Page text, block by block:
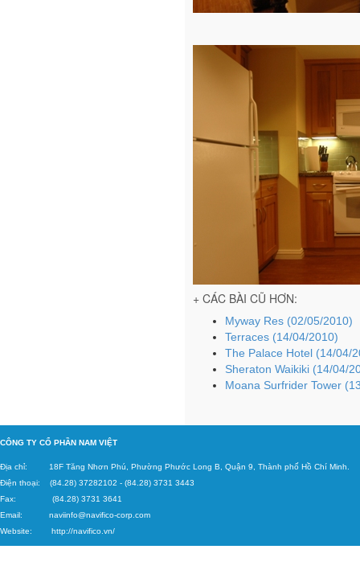
+ CÁC BÀI CŨ HƠN:
Myway Res (02/05/2010)
Terraces (14/04/2010)
The Palace Hotel (14/04/
Sheraton Waikiki (14/04/
Moana Surfrider Tower
CÔNG TY CỔ PHẦN NAM VIỆT
Địa chỉ: 18F Tăng Nhơn Phú, Phường Phước Long B, Quận 9, Thành phố Hồ Chí Minh.
Điện thoại: (84.28) 37282102 - (84.28) 3731 3443
Fax: (84.28) 3731 3641
Email: naviinfo@navifico-corp.com
Website: http://navifico.vn/